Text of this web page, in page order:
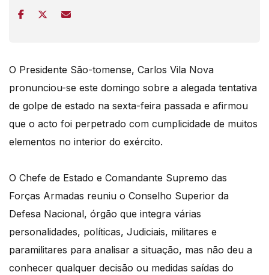
O Presidente São-tomense, Carlos Vila Nova
pronunciou-se este domingo sobre a alegada tentativa
de golpe de estado na sexta-feira passada e afirmou
que o acto foi perpetrado com cumplicidade de muitos
elementos no interior do exército.
O Chefe de Estado e Comandante Supremo das
Forças Armadas reuniu o Conselho Superior da
Defesa Nacional, órgão que integra várias
personalidades, políticas, Judiciais, militares e
paramilitares para analisar a situação, mas não deu a
conhecer qualquer decisão ou medidas saídas do